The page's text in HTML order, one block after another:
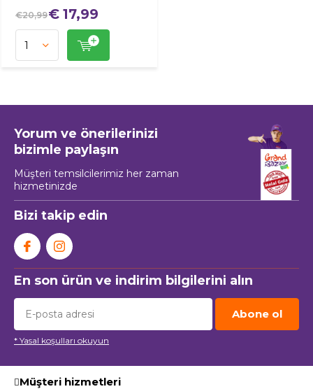
€20,99€ 17,99
Yorum ve önerilerinizi
bizimle paylaşın
Müşteri temsilcilerimiz her zaman
hizmetinizde
Bizi takip edin
En son ürün ve indirim bilgilerini alın
Abone ol
* Yasal koşulları okuyun
Müşteri hizmetleri